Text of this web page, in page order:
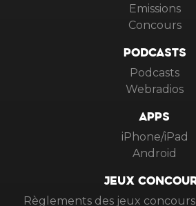
Emissions
Concours
PODCASTS
Podcasts
Webradios
APPS
iPhone/iPad
Android
JEUX
Règlements des jeux